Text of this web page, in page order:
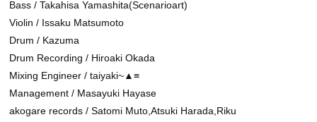
Bass / Takahisa Yamashita(Scenarioart)
Violin / Issaku Matsumoto
Drum / Kazuma
Drum Recording / Hiroaki Okada
Mixing Engineer / taiyaki~▲≡
Management / Masayuki Hayase
akogare records / Satomi Muto,Atsuki Harada,Riku